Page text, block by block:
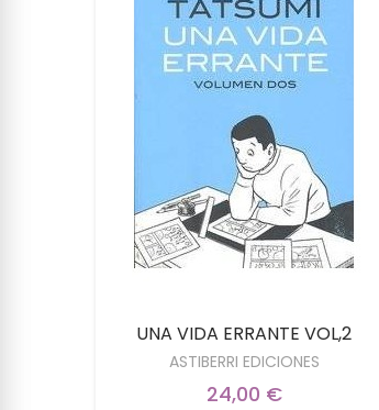
UNA VIDA ERRANTE VOL,2
ASTIBERRI EDICIONES
24,00 €